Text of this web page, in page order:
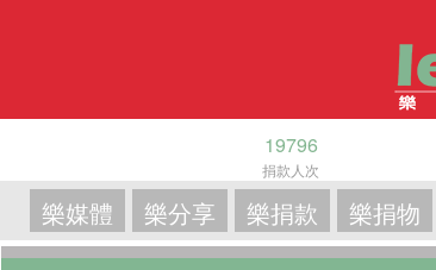
19796
捐款人次
樂媒體 樂分享 樂捐款 樂捐物